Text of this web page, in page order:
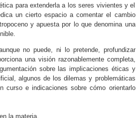
para extenderla a los seres vivientes y el
un cierto espacio a comentar el cambio
y apuesta por lo que denomina una
no puede, ni lo pretende, profundizar
una visión razonablemente completa,
sobre las implicaciones éticas y
algunos de los dilemas y problemáticas
curso e indicaciones sobre cómo orientarlo
la materia.